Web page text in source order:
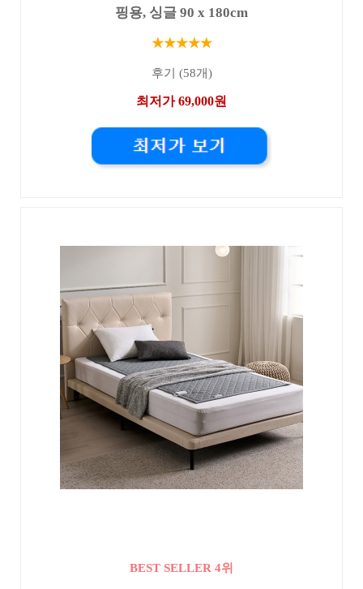
핑용, 싱글 90 x 180cm
★★★★★
후기 (58개)
최저가 69,000원
BEST SELLER 4위